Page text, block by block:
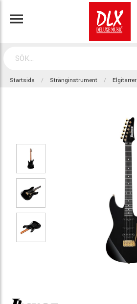
Startsida Stränginstrument Elgitarrer